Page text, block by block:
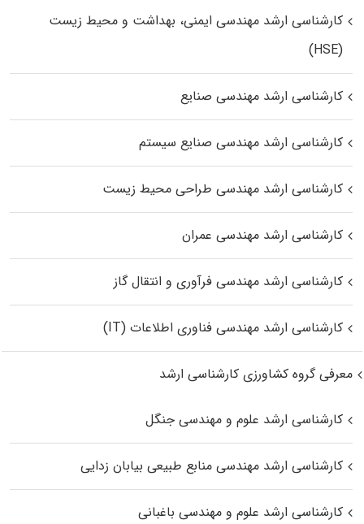
کارشناسی ارشد مهندسی ایمنی، بهداشت و محیط زیست
(HSE)
کارشناسی ارشد مهندسی صنایع
کارشناسی ارشد مهندسی صنایع سیستم
کارشناسی ارشد مهندسی طراحی محیط زیست
کارشناسی ارشد مهندسی عمران
کارشناسی ارشد مهندسی فرآوری و انتقال گاز
کارشناسی ارشد مهندسی فناوری اطلاعات (IT)
معرفی گروه کشاورزی کارشناسی ارشد
کارشناسی ارشد علوم و مهندسی جنگل
کارشناسی ارشد مهندسی منابع طبیعی بیابان زدایی
کارشناسی ارشد علوم و مهندسی باغبانی